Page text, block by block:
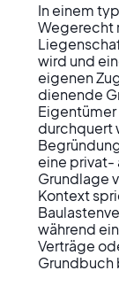
In einem
Wegerecht
wird und
eigenen
dienende
durchquert
eine
Grundlage
Kontext
während
Verträge
Grundbuch